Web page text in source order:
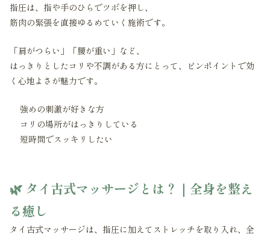
指圧は、指や手のひらでツボを押し、
筋肉の緊張を直接ゆるめていく施術です。
「肩がつらい」「腰が重い」など、
はっきりとしたコリや不調がある方にとって、ピンポイントで効
く心地よさが魅力です。
強めの刺激が好きな方
コリの場所がはっきりしている
短時間でスッキリしたい
🌿 タイ古式マッサージとは？｜全身を整え
る癒し
タイ古式マッサージは、指圧に加えてストレッチを取り入れ、全